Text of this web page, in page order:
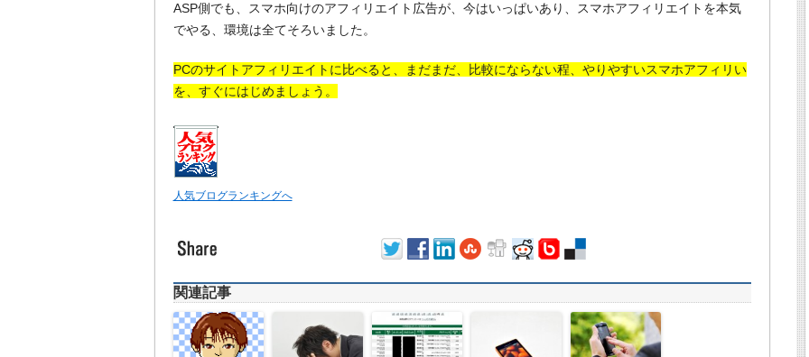
ASP側でも、スマホ向けのアフィリエイト広告が、今はいっぱいあり、スマホアフィリエイトを本気
でやる、環境は全てそろいました。
PCのサイトアフィリエイトに比べると、まだまだ、比較にならない程、やりやすいスマホアフィリい
を、すぐにはじめましょう。
人気ブログランキングへ
関連記事